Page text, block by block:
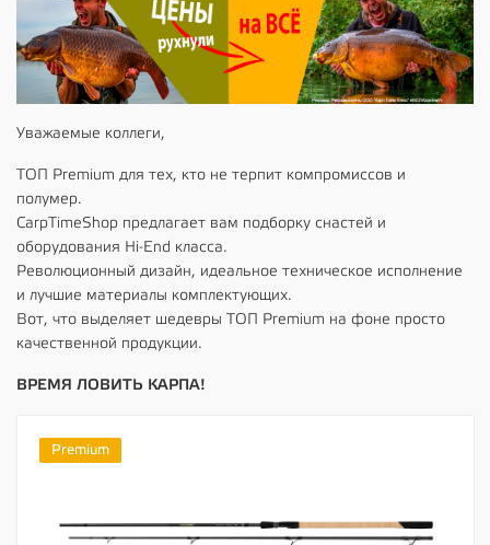
Уважаемые коллеги,
ТОП Premium для тех, кто не терпит компромиссов и
полумер.
CarpTimeShop предлагает вам подборку снастей и
оборудования Hi-End класса.
Революционный дизайн, идеальное техническое исполнение
и лучшие материалы комплектующих.
Вот, что выделяет шедевры ТОП Premium на фоне просто
качественной продукции.
ВРЕМЯ ЛОВИТЬ КАРПА!
Premium